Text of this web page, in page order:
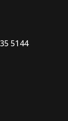
5144